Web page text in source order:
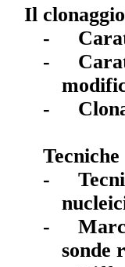
Il
-
-
-
-
-
sonde